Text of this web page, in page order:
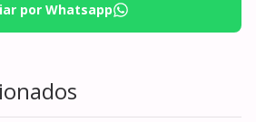
por Whatsapp